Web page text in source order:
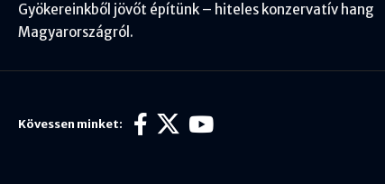
Gyökereinkből jövőt építünk – hiteles konzervatív hang
Magyarországról.
Kövessen minket: